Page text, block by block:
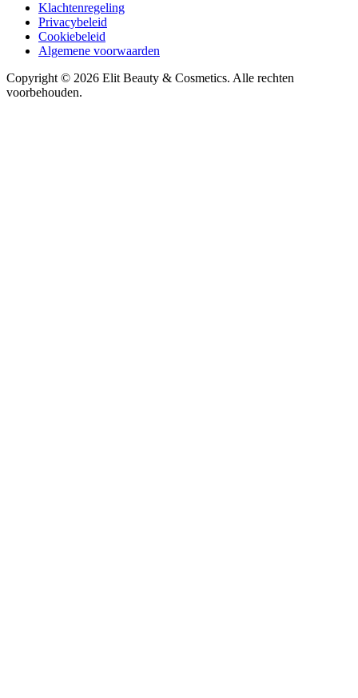
Klachtenregeling
Privacybeleid
Cookiebeleid
Algemene voorwaarden
Copyright © 2026 Elit Beauty & Cosmetics. Alle rechten
voorbehouden.